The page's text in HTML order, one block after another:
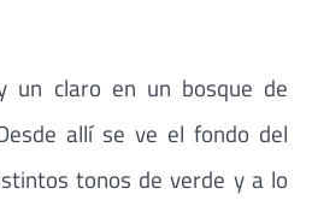
un claro en un bosque de
allí se ve el fondo del
tonos de verde y a lo